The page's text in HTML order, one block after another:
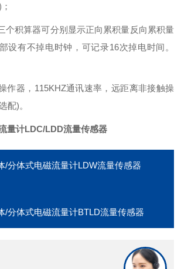
积算器可分别显示正向累积量反向累积量
设有不掉电时钟，可记录16次掉电时间。
器，115KHZ通讯速率，远距离非接触操
配)。
量计LDC/LDD流量传感器
/分体式电磁流量计LDW流量传感器
/分体式电磁流量计BTLD流量传感器